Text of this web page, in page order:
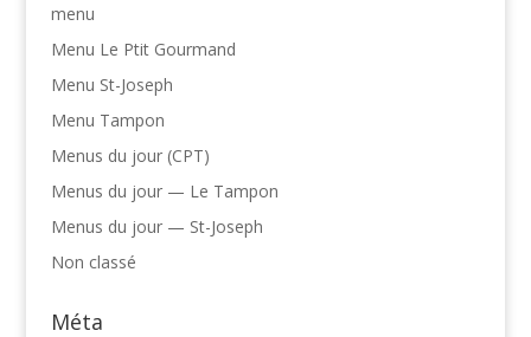
menu
Menu Le Ptit Gourmand
Menu St-Joseph
Menu Tampon
Menus du jour (CPT)
Menus du jour — Le Tampon
Menus du jour — St-Joseph
Non classé
Méta